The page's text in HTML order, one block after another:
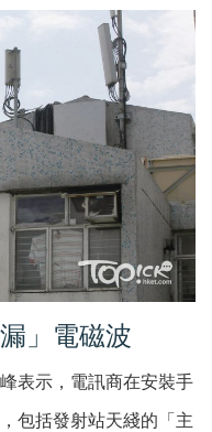
」電磁波
表示，電訊商在安裝手
包括發射站天綫的「主